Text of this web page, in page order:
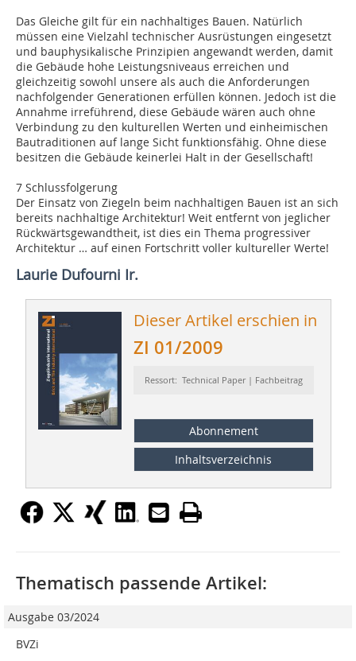
Das Gleiche gilt für ein nachhaltiges Bauen. Natürlich
müssen eine Vielzahl technischer Ausrüstungen eingesetzt
und bauphysikalische Prinzipien angewandt werden, damit
die Gebäude hohe Leistungsniveaus erreichen und
gleichzeitig sowohl unsere als auch die Anforderungen
nachfolgender Generationen erfüllen können. Jedoch ist die
Annahme irreführend, diese Gebäude wären auch ohne
Verbindung zu den kulturellen Werten und einheimischen
Bautraditionen auf lange Sicht funktionsfähig. Ohne diese
besitzen die Gebäude keinerlei Halt in der Gesellschaft!
7 Schlussfolgerung
Der Einsatz von Ziegeln beim nachhaltigen Bauen ist an sich
bereits nachhaltige Architektur! Weit entfernt von jeglicher
Rückwärtsgewandtheit, ist dies ein Thema progressiver
Architektur … auf einen Fortschritt voller kultureller Werte!
Laurie Dufourni Ir.
Dieser Artikel erschien in
ZI 01/2009
Ressort: Technical Paper | Fachbeitrag
Abonnement
Inhaltsverzeichnis
Thematisch passende Artikel:
Ausgabe 03/2024
BVZi